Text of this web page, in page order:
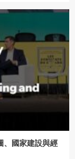
、國家建設與經